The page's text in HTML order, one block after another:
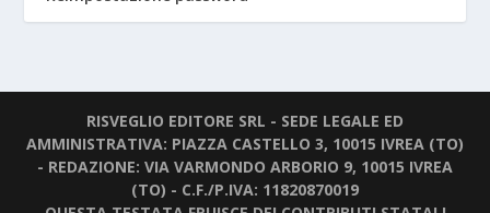
RISVEGLIO EDITORE SRL - SEDE LEGALE ED
AMMINISTRATIVA: PIAZZA CASTELLO 3, 10015 IVREA (TO)
- REDAZIONE: VIA VARMONDO ARBORIO 9, 10015 IVREA
(TO) - C.F./P.IVA: 11820870019